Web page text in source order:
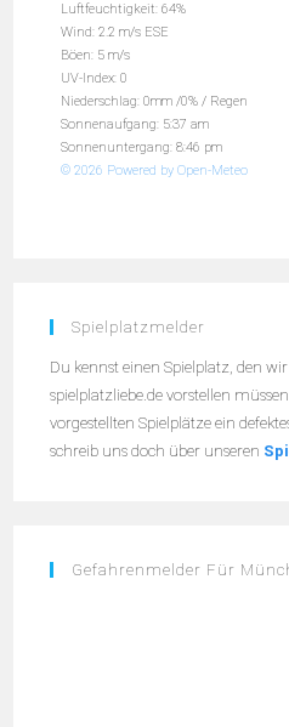
Luftfeuchtigkeit: 64%
Wind: 2.2 m/s ESE
Böen: 5 m/s
UV-Index: 0
Niederschlag:0mm /0% / Regen
Sonnenaufgang: 5:37 am
Sonnenuntergang: 8:46 pm
© 2026 Powered by Open-Meteo
Spielplatzmelder
Du kennst einen Spielplatz, den
spielplatzliebe.de vorstellen
vorgestellten Spielplätze ein
schreib uns doch über unseren
Gefahrenmelder Für